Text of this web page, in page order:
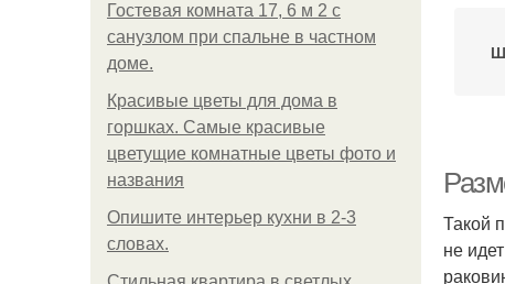
Гостевая комната 17, 6 м 2 с
санузлом при спальне в частном
доме.
Красивые цветы для дома в
горшках. Самые красивые
цветущие комнатные цветы фото и
названия
Опишите интерьер кухни в 2-3
словах.
Такой
не